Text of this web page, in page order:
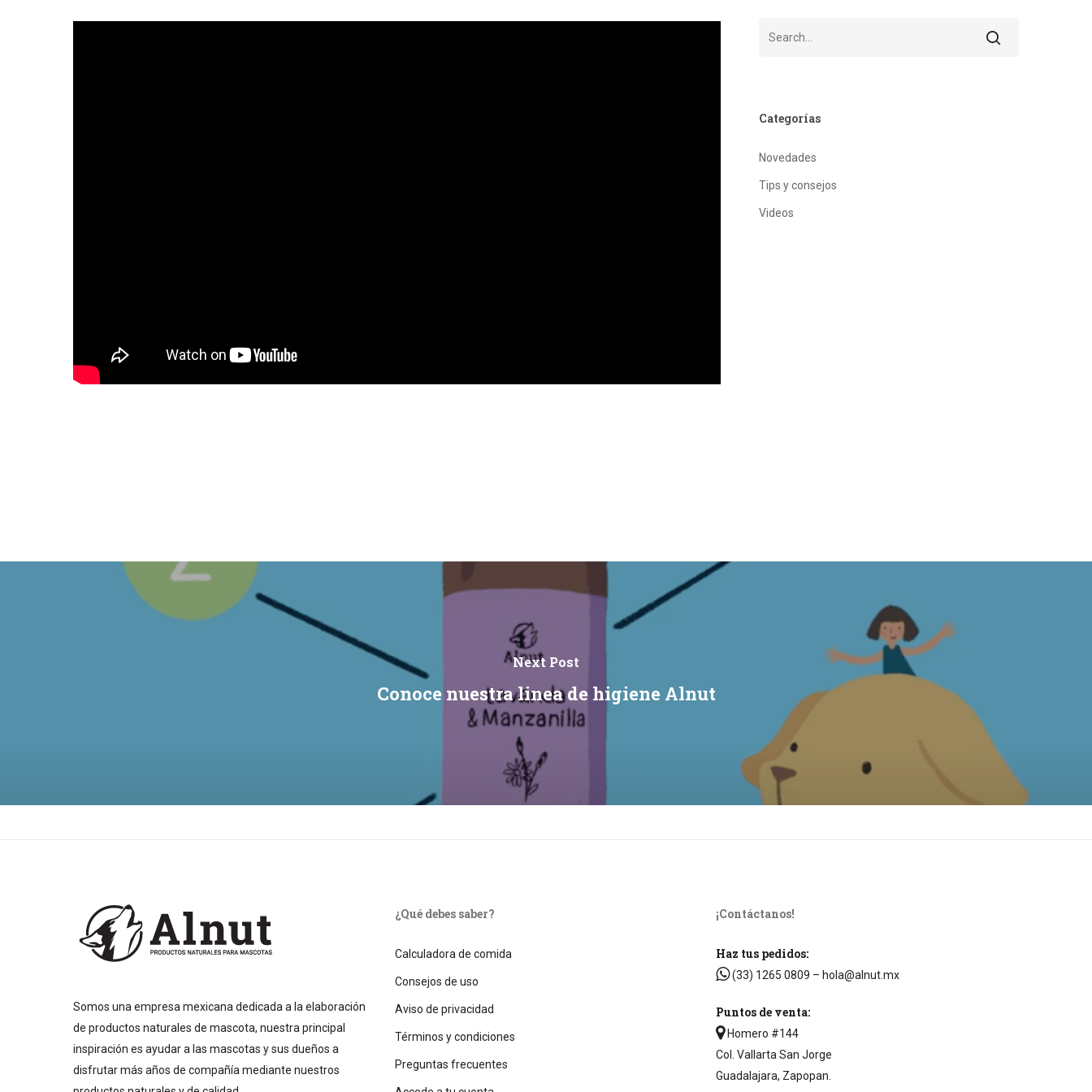
Categorías
Novedades
Tips y consejos
Videos
Next Post
Conoce nuestra linea de higiene Alnut
Somos una empresa mexicana dedicada a la elaboración
de productos naturales de mascota, nuestra principal
inspiración es ayudar a las mascotas y sus dueños a
disfrutar más años de compañía mediante nuestros
¿Qué debes saber?
Calculadora de comida
Consejos de uso
Aviso de privacidad
Términos y condiciones
Preguntas frecuentes
¡Contáctanos!
Haz tus pedidos:
(33) 1265 0809 – hola@alnut.mx
Puntos de venta:
Homero #144
Col. Vallarta San Jorge
Guadalajara, Zapopan.